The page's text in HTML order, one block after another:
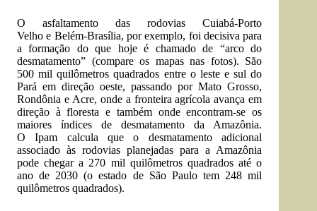
O asfaltamento das rodovias Cuiabá-Porto
Velho e Belém-Brasília, por exemplo, foi decisiva para
a formação do que hoje é chamado de “arco do
desmatamento” (compare os mapas nas fotos). São
500 mil quilômetros quadrados entre o leste e sul do
Pará em direção oeste, passando por Mato Grosso,
Rondônia e Acre, onde a fronteira agrícola avança em
direção à floresta e também onde encontram-se os
maiores índices de desmatamento da Amazônia.
O Ipam calcula que o desmatamento adicional
associado às rodovias planejadas para a Amazônia
pode chegar a 270 mil quilômetros quadrados até o
ano de 2030 (o estado de São Paulo tem 248 mil
quilômetros quadrados).